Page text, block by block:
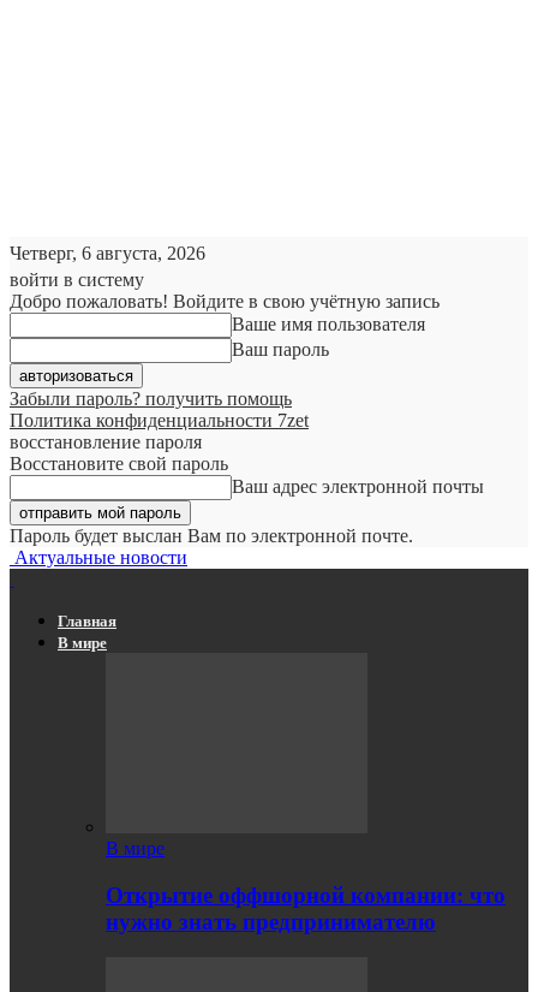
Четверг, 6 августа, 2026
войти в систему
Добро пожаловать! Войдите в свою учётную запись
Ваше имя пользователя
Ваш пароль
Забыли пароль? получить помощь
Политика конфиденциальности 7zet
восстановление пароля
Восстановите свой пароль
Ваш адрес электронной почты
Пароль будет выслан Вам по электронной почте.
Актуальные новости
Главная
В мире
В мире
Открытие оффшорной компании: что
нужно знать предпринимателю